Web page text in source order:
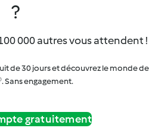
?
000 autres vous attendent !
de 30 jours et découvrez le monde de
Sans engagement.
gratuitement